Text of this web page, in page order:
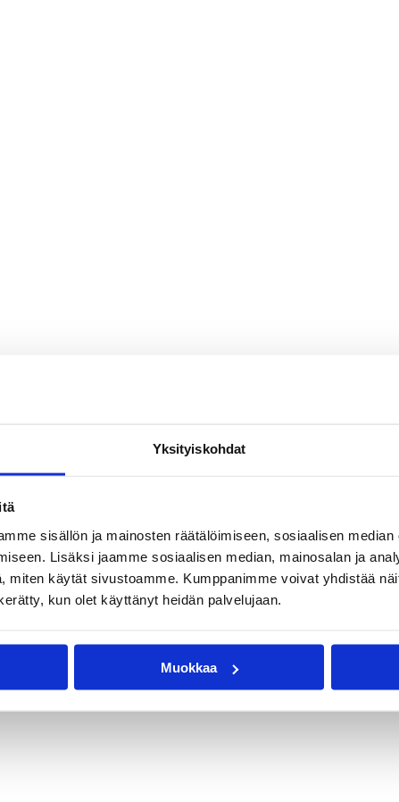
Yksityiskohdat
sisällön ja mainosten räätälöimiseen, sosiaalisen
Lisäksi jaamme sosiaalisen median, mainosalan ja
miten käytät sivustoamme. Kumppanimme voivat yhdistää
kun olet käyttänyt heidän palvelujaan.
Muokkaa